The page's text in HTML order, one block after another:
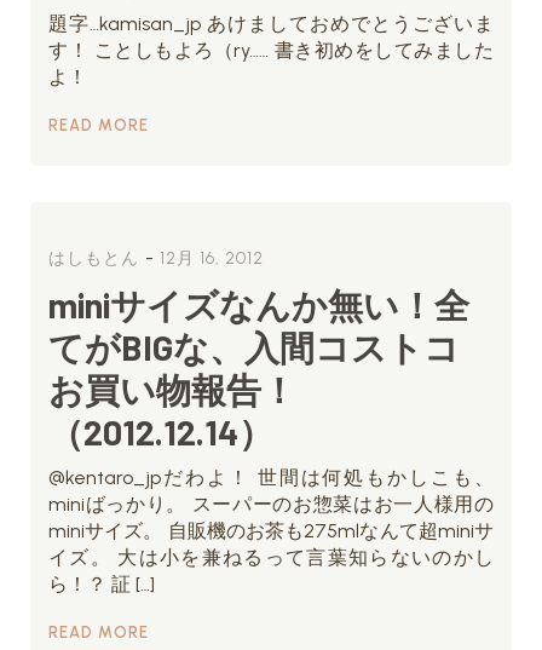
題字…kamisan_jp あけましておめでとうございま
す！ ことしもよろ（ry…… 書き初めをしてみました
よ！
READ MORE
はしもとん - 12月 16, 2012
miniサイズなんか無い！全
てがBIGな、入間コストコ
お買い物報告！
（2012.12.14）
@kentaro_jpだわよ！ 世間は何処もかしこも、
miniばっかり。 スーパーのお惣菜はお一人様用の
miniサイズ。 自販機のお茶も275mlなんて超miniサ
イズ。 大は小を兼ねるって言葉知らないのかし
ら！？ 証 […]
READ MORE